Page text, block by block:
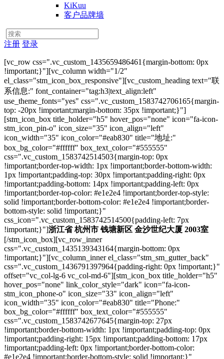
KiKuu
客户品牌墙
注册 登录
[vc_row css=".vc_custom_1435659486461{margin-bottom: 0px
!important;}"][vc_column width="1/2"
el_class="stm_icon_box_responsive"][vc_custom_heading text="联
系信息:" font_container="tag:h3|text_align:left"
use_theme_fonts="yes" css=".vc_custom_1583742706165{margin-
top: -20px !important;margin-bottom: 35px !important;}"]
[stm_icon_box title_holder="h5" hover_pos="none" icon="fa-icon-
stm_icon_pin-o" icon_size="35" icon_align="left"
icon_width="35" icon_color="#eab830" title="地址:"
box_bg_color="#ffffff" box_text_color="#555555"
css=".vc_custom_1583742514503{margin-top: 0px
!important;border-top-width: 1px !important;border-bottom-width:
1px !important;padding-top: 30px !important;padding-right: 0px
!important;padding-bottom: 14px !important;padding-left: 0px
!important;border-top-color: #e1e2e4 !important;border-top-style:
solid !important;border-bottom-color: #e1e2e4 !important;border-
bottom-style: solid !important;}"
css_icon=".vc_custom_1583742514500{padding-left: 7px
!important;}"]浙江省 杭州市 钱塘新区 金沙世纪大厦 2003室
[/stm_icon_box][vc_row_inner
css=".vc_custom_1435139343164{margin-bottom: 0px
!important;}"][vc_column_inner el_class="stm_sm_gutter_back"
css=".vc_custom_1436791397964{padding-right: 0px !important;}"
offset="vc_col-lg-6 vc_col-md-6"][stm_icon_box title_holder="h5"
hover_pos="none" link_color_style="dark" icon="fa-icon-
stm_icon_phone-o" icon_size="33" icon_align="left"
icon_width="35" icon_color="#eab830" title="Phone:"
box_bg_color="#ffffff" box_text_color="#555555"
css=".vc_custom_1583742677645{margin-top: 27px
!important;border-bottom-width: 1px !important;padding-top: 0px
!important;padding-right: 15px !important;padding-bottom: 17px
!important;padding-left: 0px !important;border-bottom-color:
#e1e2e4 !important;border-bottom-style: solid !important;}"